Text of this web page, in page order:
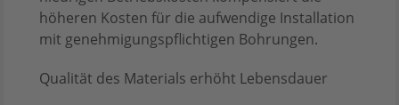
höheren Kosten für die aufwendige Installation
mit genehmigungspflichtigen Bohrungen.
Qualität des Materials erhöht Lebensdauer